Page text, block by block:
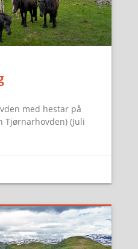
med hestar på
Tjørnarhovden) (Juli